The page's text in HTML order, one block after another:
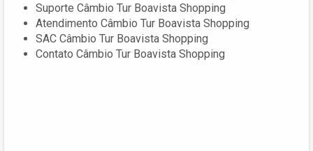
Suporte Câmbio Tur Boavista Shopping
Atendimento Câmbio Tur Boavista Shopping
SAC Câmbio Tur Boavista Shopping
Contato Câmbio Tur Boavista Shopping